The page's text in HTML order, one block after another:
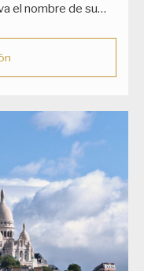
el nombre de su…